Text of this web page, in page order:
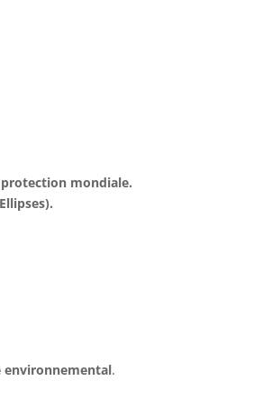
protection mondiale.
environnemental.